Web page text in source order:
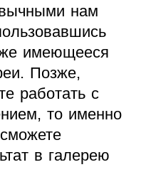
нам
имеющееся
Позже,
работать с
то именно
в галерею